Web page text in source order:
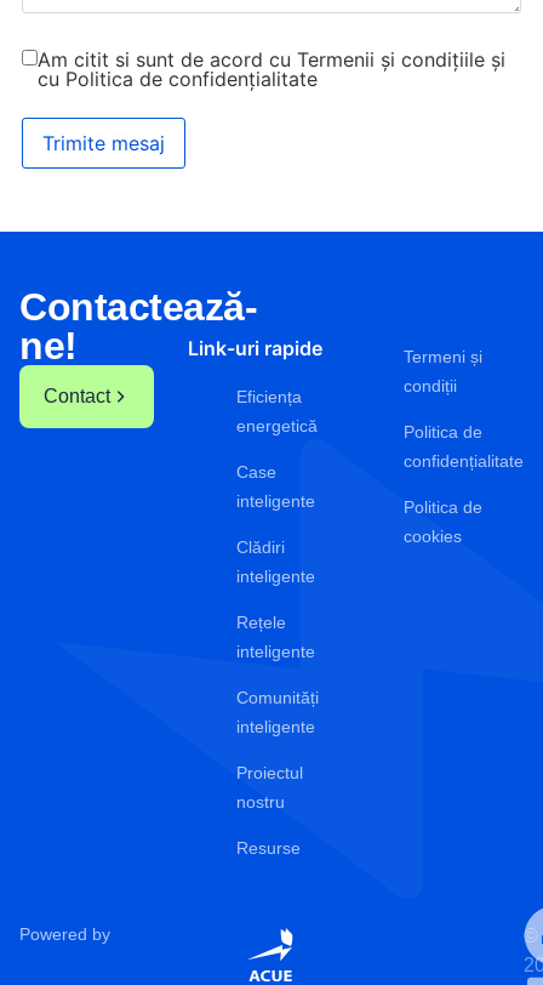
Am citit si sunt de acord cu Termenii și condițiile și
cu Politica de confidențialitate
Contactează-
ne!
Contact
Link-uri rapide
Eficiența
energetică
Case
inteligente
Clădiri
inteligente
Rețele
inteligente
Comunități
inteligente
Proiectul
nostru
Resurse
Termeni și
condiții
Politica de
confidențialitate
Politica de
cookies
Powered by
©